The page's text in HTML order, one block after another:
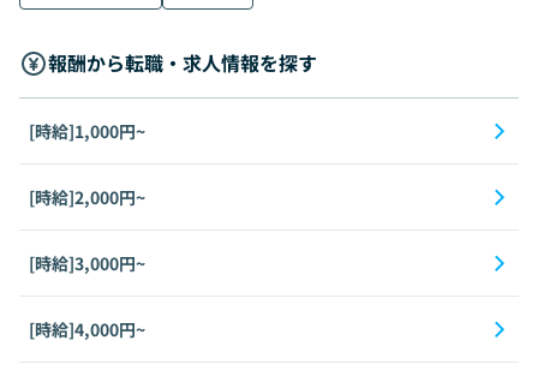
報酬から転職・求人情報を探す
[時給]1,000円~
[時給]2,000円~
[時給]3,000円~
[時給]4,000円~